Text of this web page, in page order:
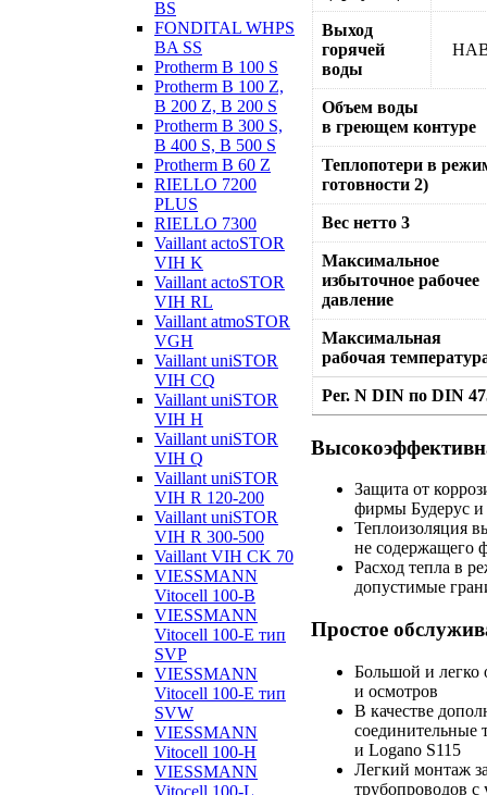
BS
FONDITAL WHPS
BA SS
Protherm B 100 S
Protherm B 100 Z,
B 200 Z, B 200 S
Protherm B 300 S,
B 400 S, B 500 S
Protherm B 60 Z
RIELLO 7200
PLUS
RIELLO 7300
Vaillant actoSTOR
VIH K
Vaillant actoSTOR
VIH RL
Vaillant atmoSTOR
VGH
Vaillant uniSTOR
VIH CQ
Vaillant uniSTOR
VIH H
Vaillant uniSTOR
VIH Q
Vaillant uniSTOR
VIH R 120-200
Vaillant uniSTOR
VIH R 300-500
Vaillant VIH CK 70
VIESSMANN
Vitocell 100-B
VIESSMANN
Vitocell 100-E тип
SVP
VIESSMANN
Vitocell 100-E тип
SVW
VIESSMANN
Vitocell 100-H
VIESSMANN
Vitocell 100-L
Выход
горячей
воды
Объем воды
в греющем контуре
Теплопотери в
готовности 2)
Вес нетто 3
Максимальное
избыточное рабочее
давление
Максимальная
рабочая
Рег. N DIN по DIN
Защита от
фирмы Будерус
Теплоизоляция
не содержащего
Расход тепла в
допустимые
Простое
Большой и легко
и осмотров
В качестве
соединительные
и Logano S115
Легкий монтаж
трубопроводов с